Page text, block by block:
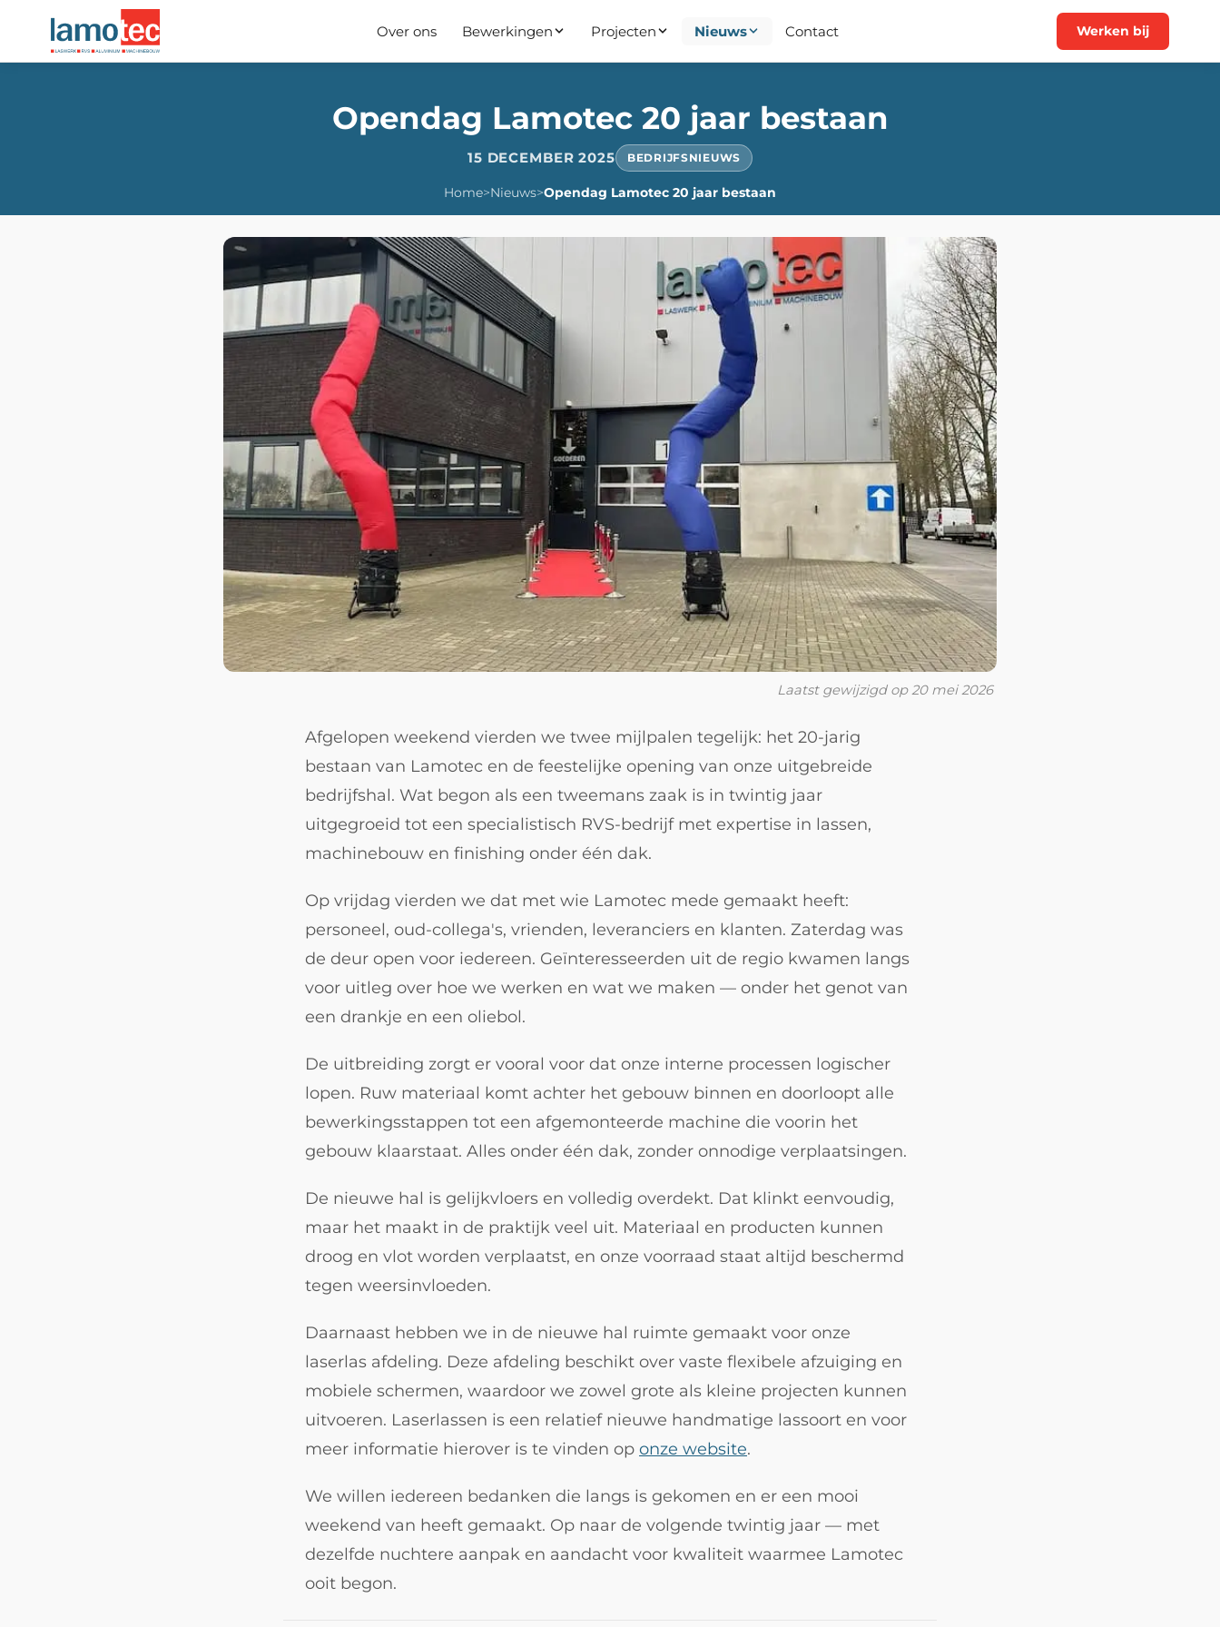
Over ons Bewerkingen Projecten Nieuws Contact Werken bij
Opendag Lamotec 20 jaar bestaan
15 DECEMBER 2025 BEDRIJFSNIEUWS
Home>Nieuws>Opendag Lamotec 20 jaar bestaan
Laatst gewijzigd op20 mei 2026
Afgelopen weekend vierden we twee mijlpalen tegelijk: het 20-jarig
bestaan van Lamotec en de feestelijke opening van onze uitgebreide
bedrijfshal. Wat begon als een tweemans zaak is in twintig jaar
uitgegroeid tot een specialistisch RVS-bedrijf met expertise in lassen,
machinebouw en finishing onder één dak.
Op vrijdag vierden we dat met wie Lamotec mede gemaakt heeft:
personeel, oud-collega's, vrienden, leveranciers en klanten. Zaterdag was
de deur open voor iedereen. Geïnteresseerden uit de regio kwamen langs
voor uitleg over hoe we werken en wat we maken — onder het genot van
een drankje en een oliebol.
De uitbreiding zorgt er vooral voor dat onze interne processen logischer
lopen. Ruw materiaal komt achter het gebouw binnen en doorloopt alle
bewerkingsstappen tot een afgemonteerde machine die voorin het
gebouw klaarstaat. Alles onder één dak, zonder onnodige verplaatsingen.
De nieuwe hal is gelijkvloers en volledig overdekt. Dat klinkt eenvoudig,
maar het maakt in de praktijk veel uit. Materiaal en producten kunnen
droog en vlot worden verplaatst, en onze voorraad staat altijd beschermd
tegen weersinvloeden.
Daarnaast hebben we in de nieuwe hal ruimte gemaakt voor onze
laserlas afdeling. Deze afdeling beschikt over vaste flexibele afzuiging en
mobiele schermen, waardoor we zowel grote als kleine projecten kunnen
uitvoeren. Laserlassen is een relatief nieuwe handmatige lassoort en voor
meer informatie hierover is te vinden op onze website.
We willen iedereen bedanken die langs is gekomen en er een mooi
weekend van heeft gemaakt. Op naar de volgende twintig jaar — met
dezelfde nuchtere aanpak en aandacht voor kwaliteit waarmee Lamotec
ooit begon.